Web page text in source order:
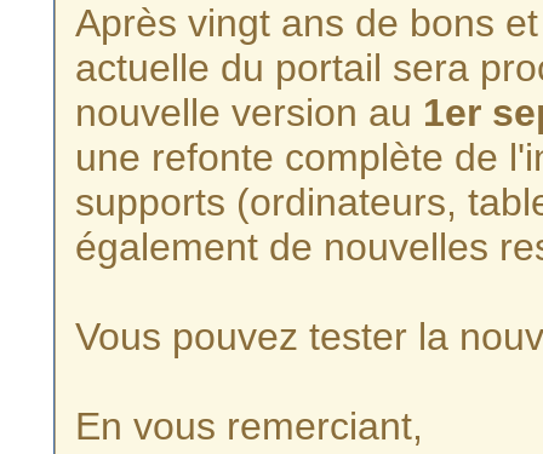
Après vingt ans de bons
actuelle du portail sera
nouvelle version au 1er
une refonte complète de
supports (ordinateurs,
également de nouvelles
Vous pouvez tester la
En vous remerciant,